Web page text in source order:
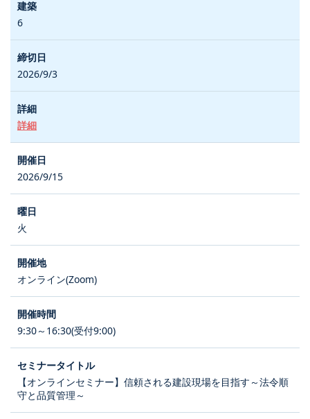
6
2026/9/3
詳細
2026/9/15
火
オンライン(Zoom)
9:30～16:30(受付9:00)
【オンラインセミナー】信頼される建設現場を目指す～法令順
守と品質管理～